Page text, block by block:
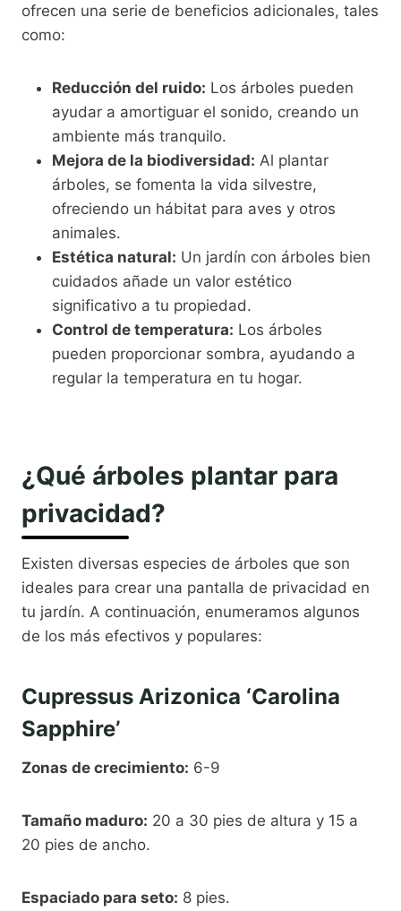
ofrecen una serie de beneficios adicionales, tales
como:
Reducción del ruido: Los árboles pueden
ayudar a amortiguar el sonido, creando un
ambiente más tranquilo.
Mejora de la biodiversidad: Al plantar
árboles, se fomenta la vida silvestre,
ofreciendo un hábitat para aves y otros
animales.
Estética natural: Un jardín con árboles bien
cuidados añade un valor estético
significativo a tu propiedad.
Control de temperatura: Los árboles
pueden proporcionar sombra, ayudando a
regular la temperatura en tu hogar.
¿Qué árboles plantar para
privacidad?
Existen diversas especies de árboles que son
ideales para crear una pantalla de privacidad en
tu jardín. A continuación, enumeramos algunos
de los más efectivos y populares:
Cupressus Arizonica ‘Carolina
Sapphire’
Zonas de crecimiento: 6-9
Tamaño maduro: 20 a 30 pies de altura y 15 a
20 pies de ancho.
Espaciado para seto: 8 pies.